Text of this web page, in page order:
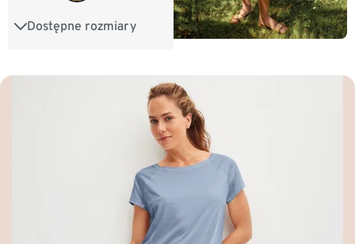
Dostępne rozmiary
XS S M L